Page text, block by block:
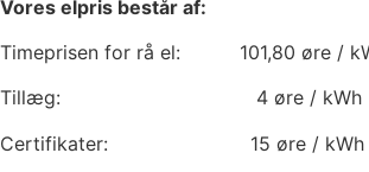
Vores elpris består af:
Timeprisen for rå el: 101,80 øre /
Tillæg: 4 øre / kWh
Certifikater: 15 øre / kWh